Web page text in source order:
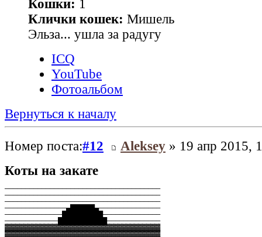
Кошки: 1
Клички кошек: Мишель
Эльза... ушла за радугу
ICQ
YouTube
Фотоальбом
Вернуться к началу
Номер поста:#12 Aleksey » 19 апр 2015,
Коты на закате
──────────────────────────────────────
──────────────────────────────────────
──────────────────────────────────────
───────────────▄██████▄───────────────
──────────────██████████──────────────
─────────────████████████─────────────
▓▓▓▓▓▓▓▓▓▓▓▓▓▓▓▓▓▓▓▓▓▓▓▓▓▓▓▓▓▓▓▓▓▓▓▓▓▓
▓▓▓▓▓▓▓▓▓▓▓▓▓▓▓▓▓▓▓▓▓▓▓▓▓▓▓▓▓▓▓▓▓▓▓▓▓▓